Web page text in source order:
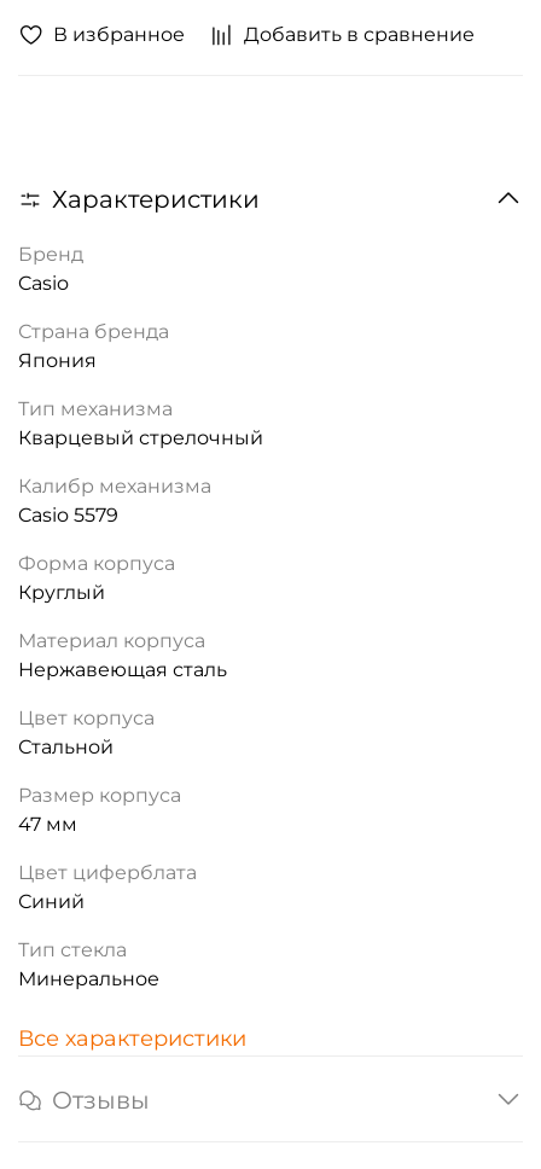
В избранное Добавить в сравнение
Характеристики
Бренд
Casio
Страна бренда
Япония
Тип механизма
Кварцевый стрелочный
Калибр механизма
Casio 5579
Форма корпуса
Круглый
Материал корпуса
Нержавеющая сталь
Цвет корпуса
Стальной
Размер корпуса
47 мм
Цвет циферблата
Синий
Тип стекла
Минеральное
Все характеристики
Отзывы